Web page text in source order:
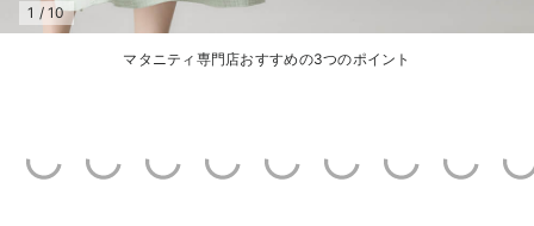
快適機能ウェア特集 パジャマ
erbaviva（エルバビーバ）マタニティ専門店おすすめの3つのポイント
1 /10